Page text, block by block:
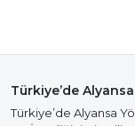
Türkiye’de
Türkiye’de Alyansa